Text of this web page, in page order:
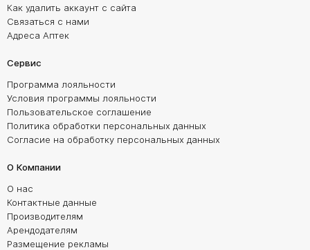
Как удалить аккаунт с сайта
Связаться с нами
Адреса Аптек
Сервис
Программа лояльности
Условия программы лояльности
Пользовательское соглашение
Политика обработки персональных данных
Согласие на обработку персональных данных
О Компании
О нас
Контактные данные
Производителям
Арендодателям
Размещение рекламы